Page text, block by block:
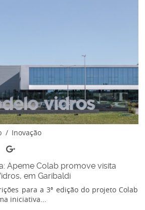
/ Inovação
Apeme Colab promove visita
em Garibaldi
para a 3ª edição do projeto Colab
iniciativa...